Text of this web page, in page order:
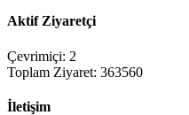
Aktif Ziyaretçi
Çevrimiçi: 2
Toplam Ziyaret: 363560
İletişim